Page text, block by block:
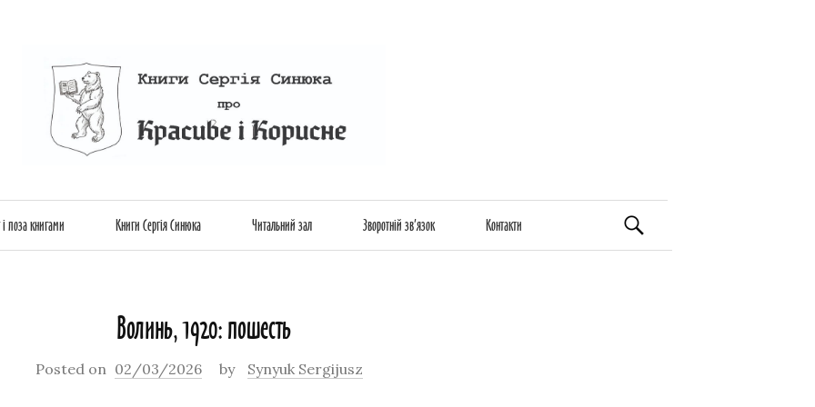
content
поза книгами Книги Сергія Синюка Читальний зал Зворотній зв’язок Контакти Пошук:
Волинь, 1920: пошесть
Posted on 02/03/2026 by Synyuk Sergijusz